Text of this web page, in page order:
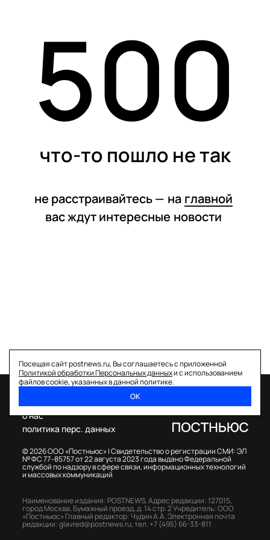
статьи
500
что-то пошло не так
не расстраивайтесь — на главной
вас ждут интересные новости
Посещая сайт postnews.ru, Вы соглашаетесь с приложенной
Политикой обработки Персональных данныхи с использованием
файлов cookie, указанных в данной политике.
ОК
© 2026 ООО «Постньюс» |Свидетельство о регистрации СМИ: ЭЛ
№ ФС 77–85757 от 22 августа 2023 года выдано Федеральной
службой по надзору в сфере связи, информационных технологий
и массовых коммуникаций
о нас
политика перс. данных
Наименование издания: POSTNEWS,Адрес редакции: 127015,
город Москва, Бумажный проезд, д. 14 стр. 2Учредитель: ООО
«Постньюс» Главный редактор: Чудин А.А.Электронная почта
редакции:glavred@postnews.ru,тел. +7 (495) 66-33-811